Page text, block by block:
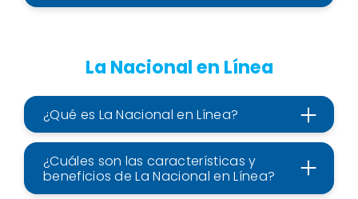
La Nacional en Línea
¿Qué es La Nacional en Línea?
¿Cuáles son las características y
beneficios de La Nacional en Línea?